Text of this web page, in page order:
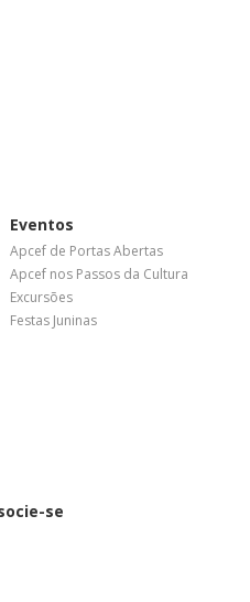
Eventos
Apcef de Portas Abertas
Apcef nos Passos da Cultura
Excursões
Festas Juninas
se